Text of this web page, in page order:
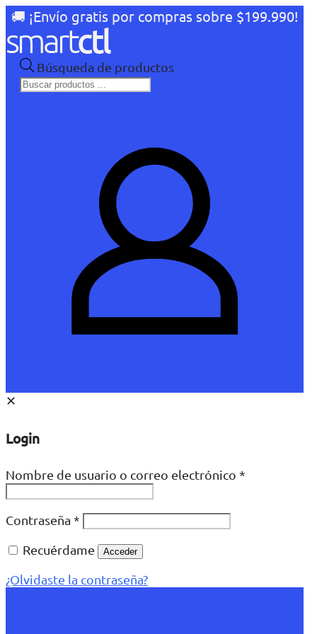
🚚 ¡Envío gratis por compras sobre $199.990!
Búsqueda de productos
✕
Login
Nombre de usuario o correo electrónico *
Contraseña *
Recuérdame
Acceder
¿Olvidaste la contraseña?